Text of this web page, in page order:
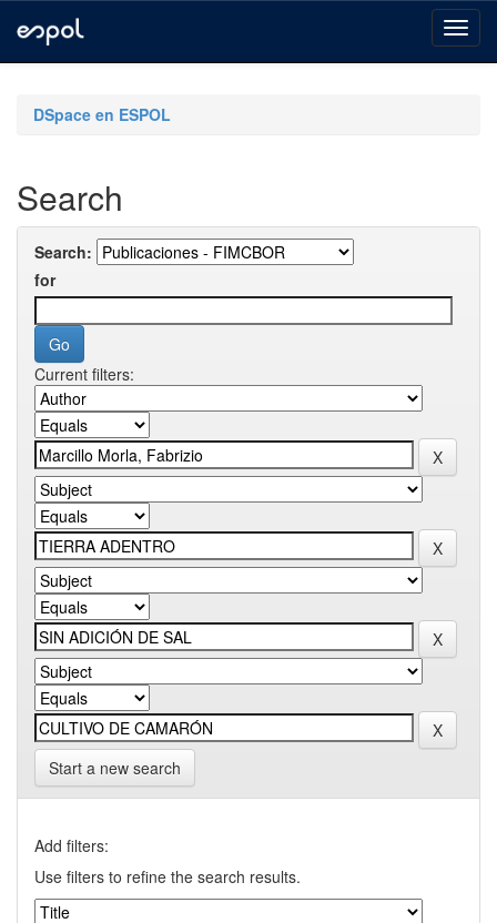
navigationDSpace en ESPOL
Search
Search:
for
Current filters:
Start a new search
Add filters:
Use filters to refine the search results.